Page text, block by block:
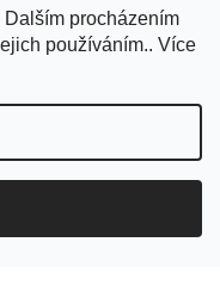
procházením
používáním.. Více